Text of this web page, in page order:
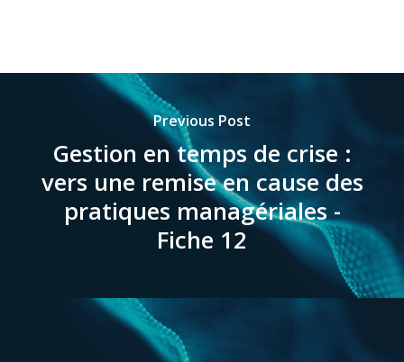
Previous Post
Gestion en temps de crise :
vers une remise en cause des
pratiques managériales -
Fiche 12